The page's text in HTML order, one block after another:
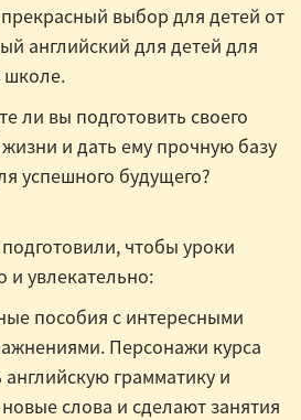
выбор для детей от
английский для детей для
школе.
ли вы подготовить своего
и дать ему прочную базу
успешного будущего?
чтобы уроки
и увлекательно:
пособия с интересными
Персонажи курса
английскую грамматику и
слова и сделают занятия